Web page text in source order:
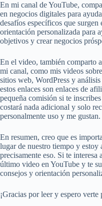
En mi canal de YouTube,
en negocios digitales para
desafíos específicos que
orientación personalizada para
objetivos y crear negocios
En el video, también comparto
mi canal, como mis videos
sitios web, WordPress y
estos enlaces son enlaces de
pequeña comisión si te
costará nada adicional y solo
personalmente uso y me gustan.
En resumen, creo que es
lugar de nuestro tiempo y estoy
precisamente eso. Si te interesa
último video en YouTube y te
consejos y orientación
¡Gracias por leer y espero